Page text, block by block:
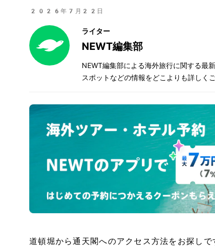
2026年7月22日
ライター
NEWT編集部
NEWT編集部による海外旅行に関する最
スポットなどの情報をどこよりも詳しく
道頓堀から通天閣へのアクセス方法をお探しで